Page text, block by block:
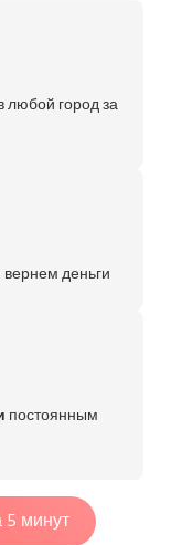
любой город за
деньги
постоянным
5 минут